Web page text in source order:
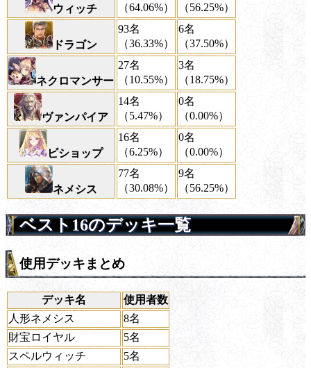
ウィッチ
（64.06%）
（56.25%）
ドラゴン
93名
（36.33%）
6名
（37.50%）
ネクロマンサー
27名
（10.55%）
3名
（18.75%）
ヴァンパイア
14名
（5.47%）
0名
（0.00%）
ビショップ
16名
（6.25%）
0名
（0.00%）
ネメシス
77名
（30.08%）
9名
（56.25%）
ベスト16のデッキ一覧
使用デッキまとめ
デッキ名
使用者数
人形ネメシス
8名
財宝ロイヤル
5名
スペルウィッチ
5名